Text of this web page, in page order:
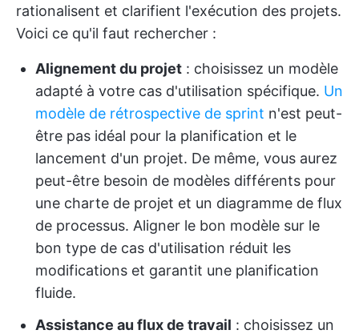
rationalisent et clarifient l'exécution des projets.
Voici ce qu'il faut rechercher :
Alignement du projet : choisissez un modèle
adapté à votre cas d'utilisation spécifique. Un
modèle de rétrospective de sprint n'est peut-
être pas idéal pour la planification et le
lancement d'un projet. De même, vous aurez
peut-être besoin de modèles différents pour
une charte de projet et un diagramme de flux
de processus. Aligner le bon modèle sur le
bon type de cas d'utilisation réduit les
modifications et garantit une planification
fluide.
Assistance au flux de travail : choisissez un